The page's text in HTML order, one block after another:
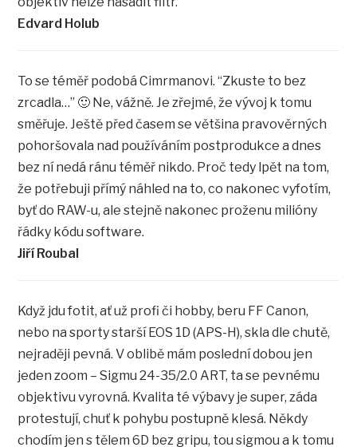
Edvard Holub
To se téměř podobá Cimrmanovi. “Zkuste to bez
zrcadla…” 🙂 Ne, vážně. Je zřejmé, že vývoj k tomu
směřuje. Ještě před časem se většina pravověrných
pohoršovala nad používáním postprodukce a dnes
bez ní nedá ránu téměř nikdo. Proč tedy lpět na tom,
že potřebuji přímý náhled na to, co nakonec vyfotím,
byť do RAW-u, ale stejně nakonec proženu milióny
řádky kódu software.
Jiří Roubal
Když jdu fotit, ať už profi či hobby, beru FF Canon,
nebo na sporty starší EOS 1D (APS-H), skla dle chutě,
nejraději pevná. V oblibě mám poslední dobou jen
jeden zoom – Sigmu 24-35/2.0 ART, ta se pevnému
objektivu vyrovná. Kvalita té výbavy je super, záda
protestují, chuť k pohybu postupně klesá. Někdy
chodím jen s tělem 6D bez gripu, tou sigmou a k tomu